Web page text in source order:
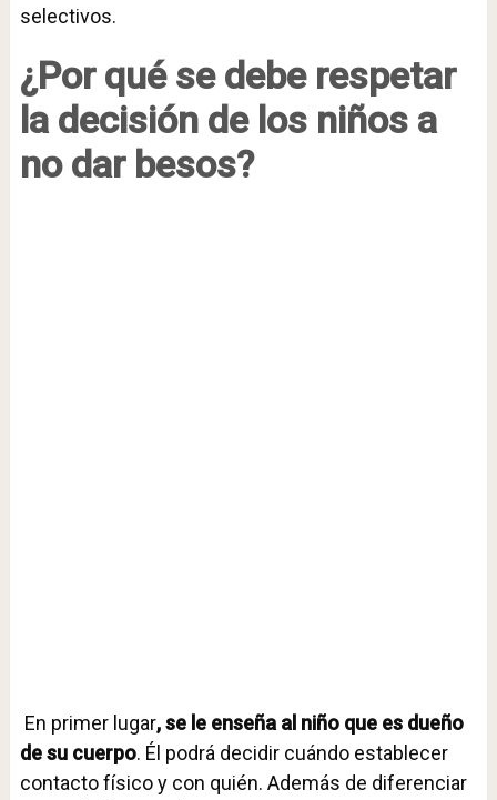
selectivos.
¿Por qué se debe respetar
la decisión de los niños a
no dar besos?
En primer lugar, se le enseña al niño que es dueño
de su cuerpo. Él podrá decidir cuándo establecer
contacto físico y con quién. Además de diferenciar